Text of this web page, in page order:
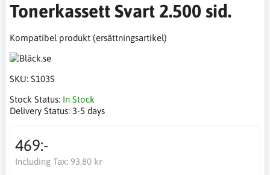
Tonerkassett Svart 2.500 sid.
Kompatibel produkt (ersättningsartikel)
SKU: S103S
Stock Status: In Stock
Delivery Status: 3-5 days
469:-
Including Tax: 93.80 kr